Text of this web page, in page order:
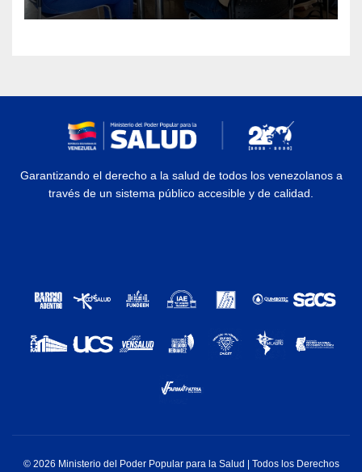
Garantizando el derecho a la salud de todos los venezolanos a
través de un sistema público accesible y de calidad.
© 2026 Ministerio del Poder Popular para la Salud | Todos los Derechos